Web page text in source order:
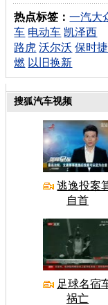
热点标签：一汽大
车 电动车 凯泽西
路虎 沃尔沃 保时捷
燃 以旧换新
搜狐汽车视频
逃逸投案
自首
足球名宿
祸亡